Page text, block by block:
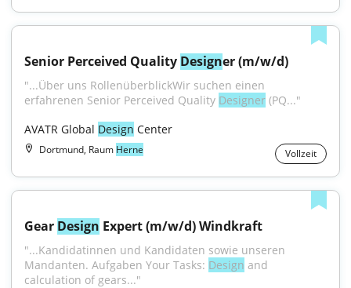
Senior Perceived Quality Designer (m/w/d)
"...Über uns RollenüberblickWir suchen einen
erfahrenen Senior Perceived Quality Designer (PQ..."
AVATR Global Design Center
Dortmund, Raum Herne Vollzeit
Gear Design Expert (m/w/d) Windkraft
"...Kandidatinnen und Kandidaten sowie unseren
Mandanten. Aufgaben Your Tasks: Design and
calculation of gears..."